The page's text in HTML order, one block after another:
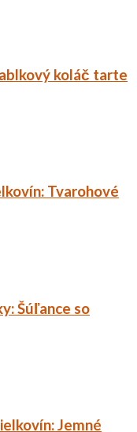
koláč tarte
Tvarohové
Šúľance so
Jemné